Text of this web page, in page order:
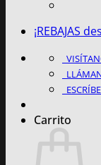
¡REBAJAS
Carrito